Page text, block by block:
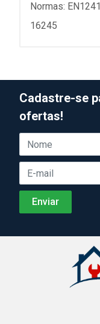
Normas:
16245
Cadastre-se
ofertas!